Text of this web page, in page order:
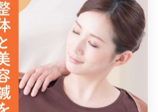
足三里（あしさん
り）、合谷（ごう
こく）
自律神経バラン
スの調整・回復
力向上
にアプローチ方法が異なります。肩こ
辺のツボを、腰痛の場合は腰部や下
刺激します。施術者はお客様の体質や